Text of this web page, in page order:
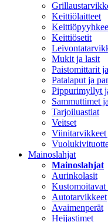
Keittiölaitteet
Keittiösetit
Mukit ja lasit
Paistomittarit
Patalaput ja
Pippurimyllyt
Sammuttimet
Tarjoiluastiat
Veitset
Viinitarvikkeet
Mainoslahjat
Mainoslahjat
Aurinkolasit
Kustomoitavat
Autotarvikkeet
Avaimenperät
Heijastimet